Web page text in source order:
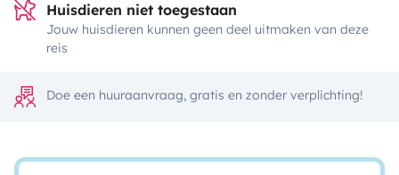
Huisdieren niet toegestaan
Jouw huisdieren kunnen geen deel uitmaken van deze
reis
Doe een huuraanvraag, gratis en zonder verplichting!